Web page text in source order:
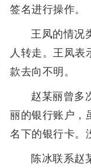
签名进行操作。
王凤的情况
人转走。王凤
款去向不明。
赵某丽曾多
丽的银行账户，
名下的银行卡。
陈冰联系赵